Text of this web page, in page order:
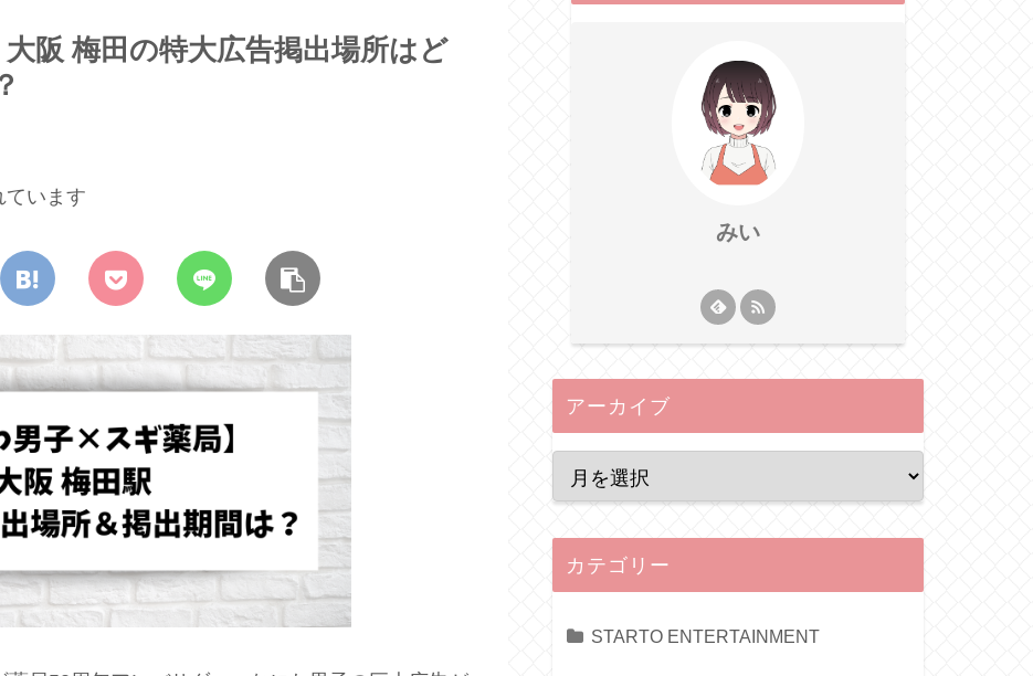
大阪 梅田の特大広告掲出場所はど
ています
みい
アーカイブ
カテゴリー
STARTO ENTERTAINMENT